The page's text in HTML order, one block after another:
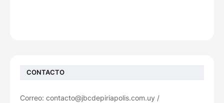
CONTACTO
Correo: contacto@jbcdepiriapolis.com.uy /